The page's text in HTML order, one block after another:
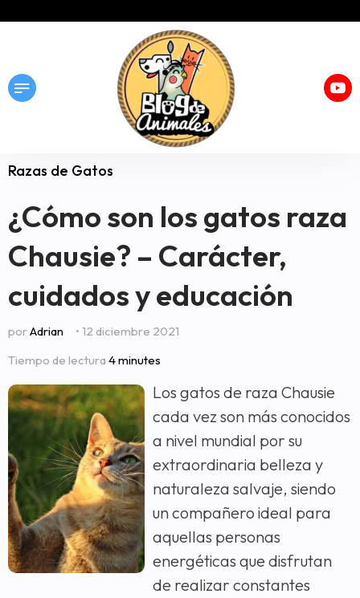
Razas de Gatos
¿Cómo son los gatos raza
Chausie? – Carácter,
cuidados y educación
porAdrian
• 12 diciembre 2021
Tiempo de lectura 4 minutes
Los gatos de raza Chausie
cada vez son más conocidos
a nivel mundial por su
extraordinaria belleza y
naturaleza salvaje, siendo
un compañero ideal para
aquellas personas
energéticas que disfrutan
de realizar constantes